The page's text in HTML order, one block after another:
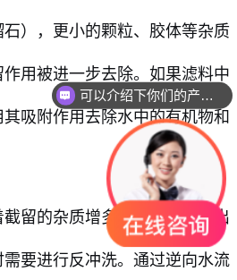
），更小的颗粒、胶体等杂质
用被进一步去除。如果滤料中
吸附作用去除水中的有机物和
留的杂质增多，过滤器的进出
要进行反冲洗。通过逆向水流
可以介绍下你们的产品么